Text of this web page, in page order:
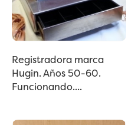
Registradora marca
Hugin. Años 50-60.
Funcionando....